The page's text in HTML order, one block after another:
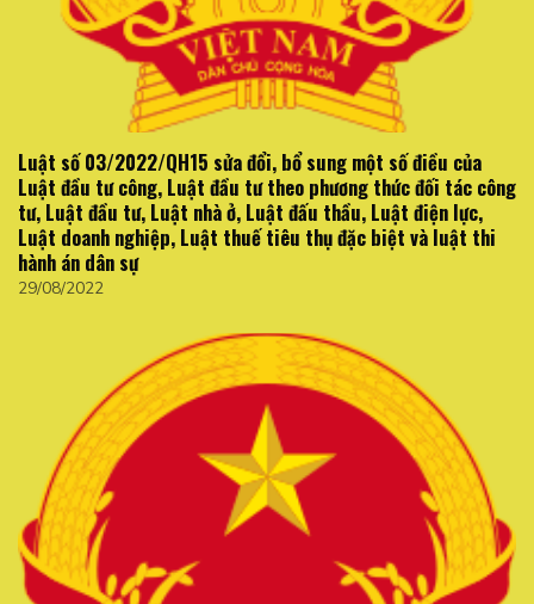
Luật số 03/2022/QH15 sửa đổi, bổ sung một số điều của
Luật đầu tư công, Luật đầu tư theo phương thức đối tác công
tư, Luật đầu tư, Luật nhà ở, Luật đấu thầu, Luật điện lực,
Luật doanh nghiệp, Luật thuế tiêu thụ đặc biệt và luật thi
hành án dân sự
29/08/2022